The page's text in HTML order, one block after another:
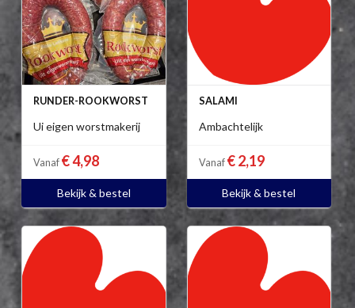
RUNDER-ROOKWORST
Ui eigen worstmakerij
Vanaf € 4,98
Bekijk & bestel
SALAMI
Ambachtelijk
Vanaf € 2,19
Bekijk & bestel